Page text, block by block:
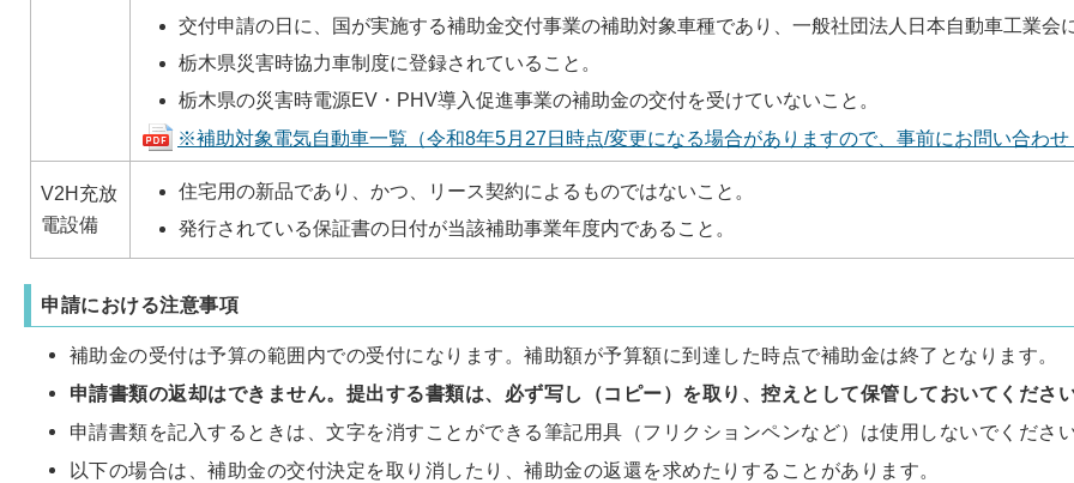
交付申請の日に、国が実施する補助金交付事業の補助対象車種であり、一般社団法人日本自動車工業
栃木県災害時協力車制度に登録されていること。
栃木県の災害時電源EV・PHV導入促進事業の補助金の交付を受けていないこと。
※補助対象電気自動車一覧（令和8年5月27日時点/変更になる場合がありますので、事前にお問い合わ
V2H充放
電設備
住宅用の新品であり、かつ、リース契約によるものではないこと。
発行されている保証書の日付が当該補助事業年度内であること。
申請における注意事項
補助金の受付は予算の範囲内での受付になります。補助額が予算額に到達した時点で補助金は終了となります。
申請書類の返却はできません。提出する書類は、必ず写し（コピー）を取り、控えとして保管しておいてくださ
申請書類を記入するときは、文字を消すことができる筆記用具（フリクションペンなど）は使用しないでくださ
以下の場合は、補助金の交付決定を取り消したり、補助金の返還を求めたりすることがあります。